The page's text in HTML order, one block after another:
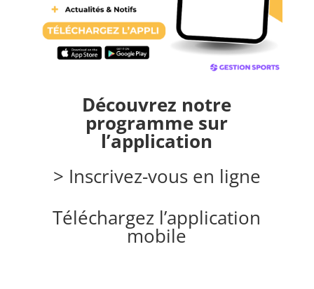
Découvrez notre
programme sur
l’application
> Inscrivez-vous en ligne
Téléchargez l’application
mobile